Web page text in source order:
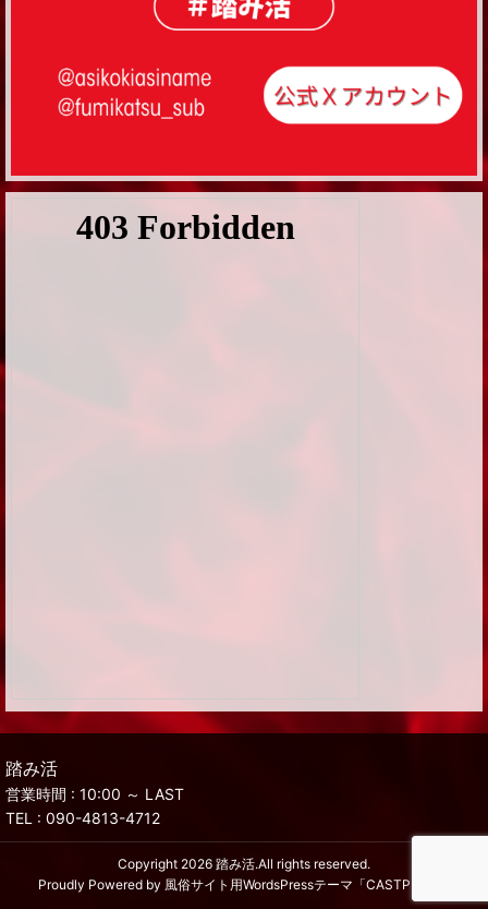
踏み活
営業時間 : 10:00 ～ LAST
TEL : 090-4813-4712
Copyright 2026 踏み活.All rights reserved.
Proudly Powered by 風俗サイト用WordsPressテーマ「CASTPRO5」